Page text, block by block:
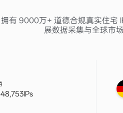
有 9000万+ 道德合规真实住宅
展数据采集与全球市场